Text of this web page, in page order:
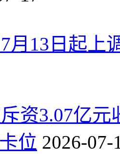
月13日起上
资3.07亿
位 2026-07-